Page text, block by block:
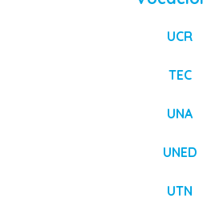
UCR
TEC
UNA
UNED
UTN